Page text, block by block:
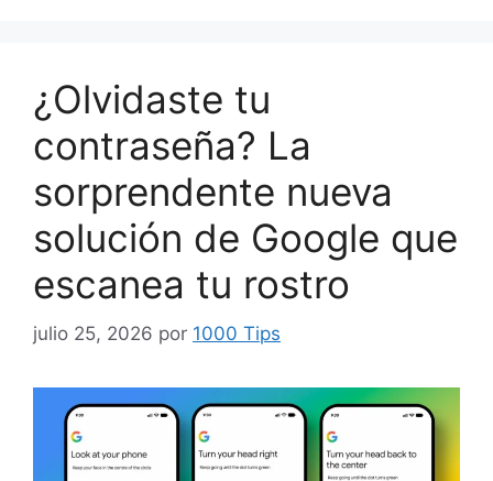
¿Olvidaste tu
contraseña? La
sorprendente nueva
solución de Google que
escanea tu rostro
julio 25, 2026 por 1000 Tips